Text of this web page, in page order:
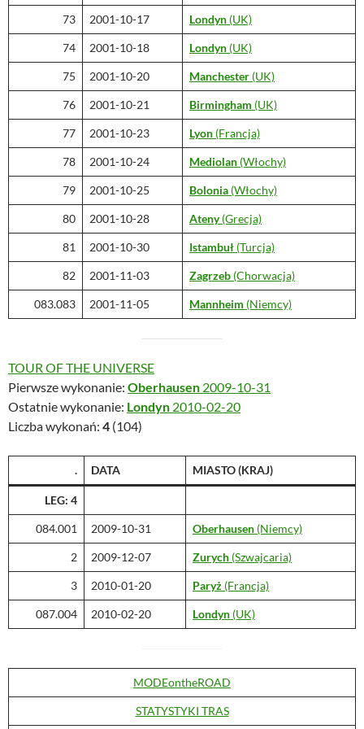
73 2001-10-17 Londyn (UK)
74 2001-10-18 Londyn (UK)
75 2001-10-20 Manchester (UK)
76 2001-10-21 Birmingham (UK)
77 2001-10-23 Lyon (Francja)
78 2001-10-24 Mediolan (Włochy)
79 2001-10-25 Bolonia (Włochy)
80 2001-10-28 Ateny(Grecja)
81 2001-10-30 Istambuł (Turcja)
82 2001-11-03 Zagrzeb (Chorwacja)
083.083 2001-11-05 Mannheim (Niemcy)
TOUR OF THE UNIVERSE
Pierwsze wykonanie: Oberhausen 2009-10-31
Ostatnie wykonanie: Londyn 2010-02-20
Liczba wykonań: 4 (104)
. DATA MIASTO(KRAJ)
LEG: 4
084.001 2009-10-31 Oberhausen (Niemcy)
2 2009-12-07 Zurych (Szwajcaria)
3 2010-01-20 Paryż (Francja)
087.004 2010-02-20 Londyn (UK)
MODEontheROAD
STATYSTYKI TRAS